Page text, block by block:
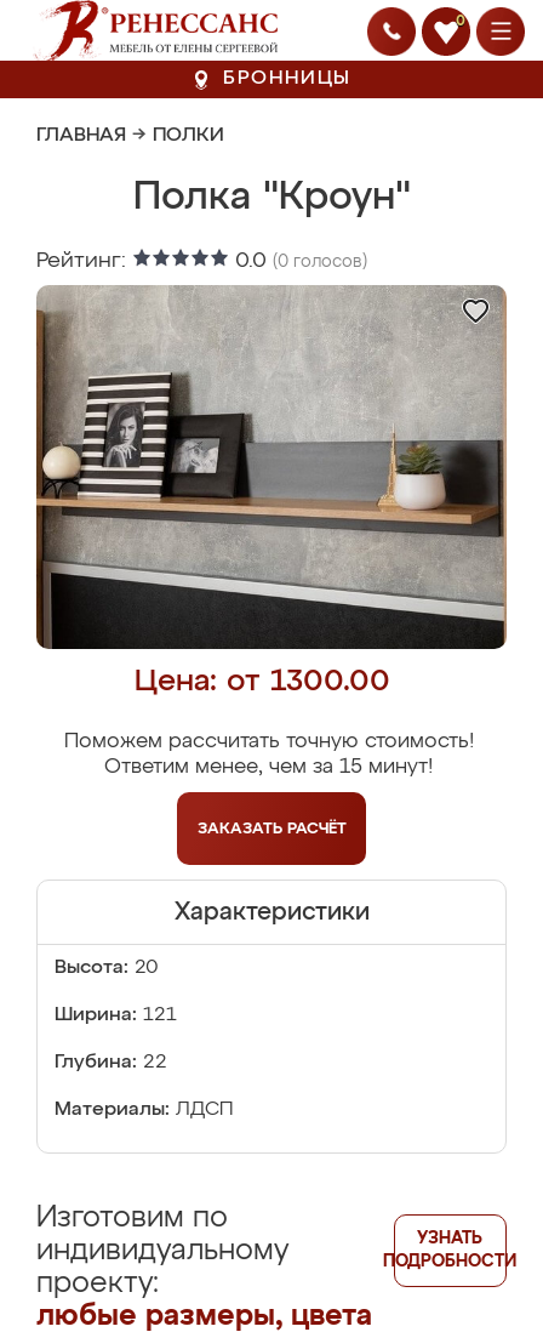
0
БРОННИЦЫ
ГЛАВНАЯ → ПОЛКИ
Полка "Кроун"
Рейтинг: 0.0 (0 голосов)
Цена: от 1300.00
Поможем рассчитать точную стоимость!
Ответим менее, чем за 15 минут!
ЗАКАЗАТЬ РАСЧЁТ
Характеристики
Высота: 20
Ширина: 121
Глубина: 22
Материалы: ЛДСП
Изготовим по
индивидуальному
проекту:
любые размеры, цвета
УЗНАТЬ
ПОДРОБНОСТИ